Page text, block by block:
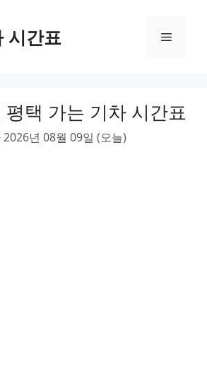
시간표 Menu
평택 가는 기차 시간표
년 08월 09일 (오늘)